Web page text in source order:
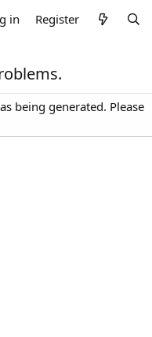
in Register
being generated. Please